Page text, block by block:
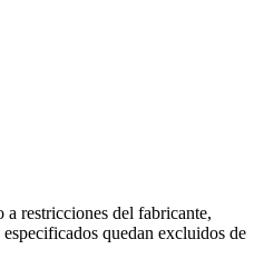
restricciones del fabricante,
quedan excluidos de